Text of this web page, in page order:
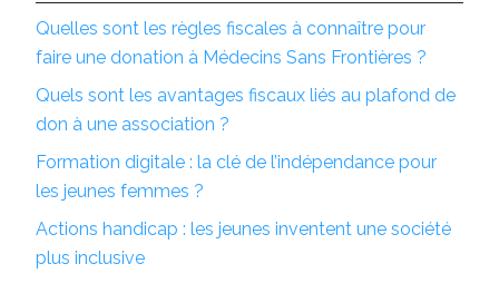
Quelles sont les règles fiscales à connaître pour
faire une donation à Médecins Sans Frontières ?
Quels sont les avantages fiscaux liés au plafond de
don à une association ?
Formation digitale : la clé de l’indépendance pour
les jeunes femmes ?
Actions handicap : les jeunes inventent une société
plus inclusive